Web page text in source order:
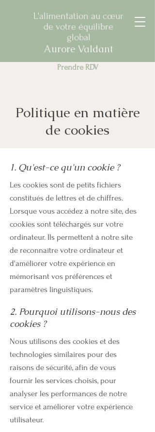
L'alimentation au cœur
de votre équilibre
global
Aurore Valdant
Prendre RDV
Politique en matière
de cookies
1. Qu'est-ce qu'un cookie ?
Les cookies sont de petits fichiers
constitués de lettres et de chiffres.
Lorsque vous accédez à notre site, des
cookies sont téléchargés sur votre
ordinateur. Ils permettent à notre site
de reconnaître votre ordinateur et
d'améliorer votre expérience en
mémorisant vos préférences et
paramètres linguistiques.
2. Pourquoi utilisons-nous des
cookies ?
Nous utilisons des cookies et des
technologies similaires pour des
raisons de sécurité, afin de vous
fournir les services choisis, pour
analyser les performances de notre
service et améliorer votre expérience
utilisateur.